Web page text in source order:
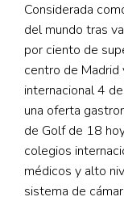
Considerada
del mundo tras
por ciento de
centro de
internacional 4
una oferta
de Golf de 18
colegios
médicos y alto
sistema de